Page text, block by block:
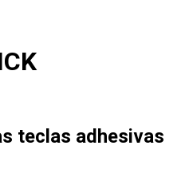
teclas adhesivas